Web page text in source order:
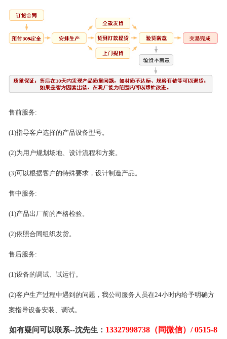
售前服务:
(1)指导客户选择的产品设备型号。
(2)为用户规划场地、设计流程和方案。
(3)可以根据客户的特殊要求，设计制造产品。
售中服务:
(1)产品出厂前的严格检验。
(2)依照合同组织发货。
售后服务:
(1)设备的调试、试运行。
(2)客户生产过程中遇到的问题，我公司服务人员在24小时内给予明确方
案指导设备安装、调试。
如有疑问可以联系--沈先生： 13327998738（同微信）/ 0515-8